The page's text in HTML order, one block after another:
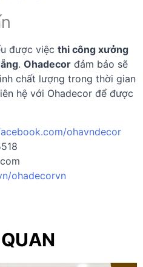
được việc thi công xưởng
. Ohadecor đảm bảo sẽ
chất lượng trong thời gian
hệ với Ohadecor để được
ohavndecor
ohadecorvn